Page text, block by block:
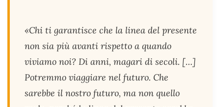
«Chi ti garantisce che la linea del presente
non sia più avanti rispetto a quando
viviamo noi? Di anni, magari di secoli. […]
Potremmo viaggiare nel futuro. Che
sarebbe il nostro futuro, ma non quello